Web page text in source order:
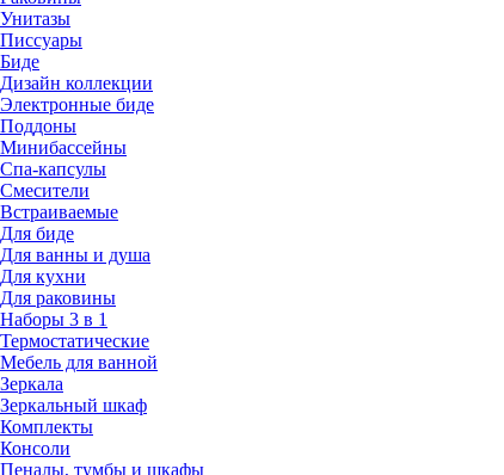
Унитазы
Писсуары
Биде
Дизайн коллекции
Электронные биде
Поддоны
Минибассейны
Спа-капсулы
Смесители
Встраиваемые
Для биде
Для ванны и душа
Для кухни
Для раковины
Наборы 3 в 1
Термостатические
Мебель для ванной
Зеркала
Зеркальный шкаф
Комплекты
Консоли
Пеналы, тумбы и шкафы